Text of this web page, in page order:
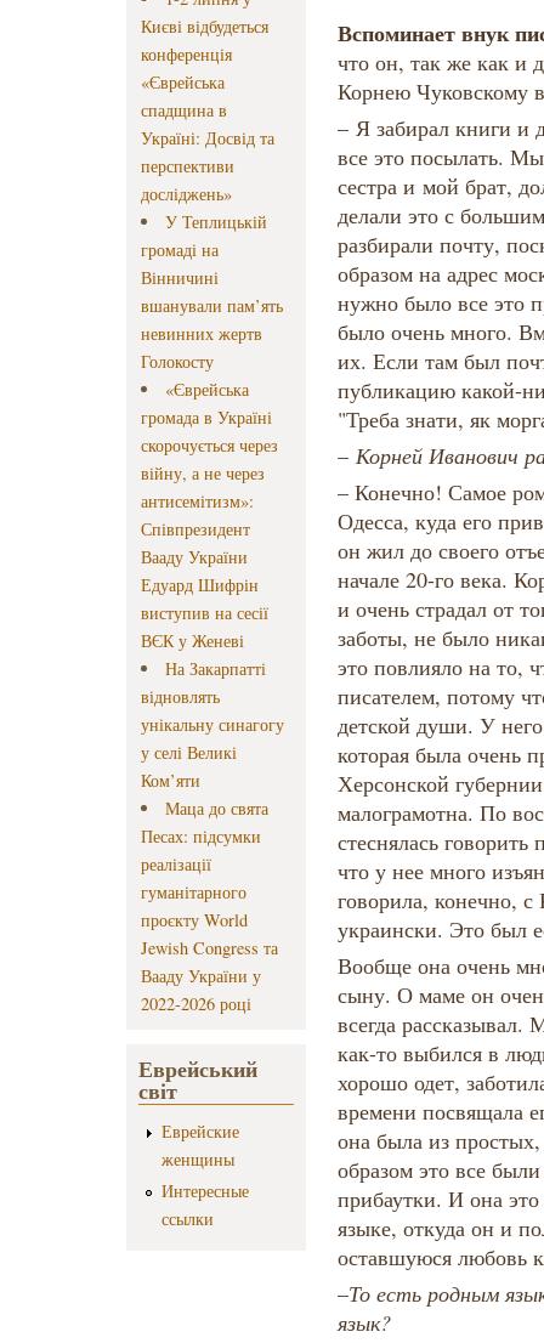
Києві відбудеться
конференція
«Єврейська
спадщина в
Україні: Досвід та
перспективи
досліджень»
У Теплицькій
громаді на
Вінничині
вшанували пам’ять
невинних жертв
Голокосту
«Єврейська
громада в Україні
скорочується через
війну, а не через
антисемітизм»:
Співпрезидент
Вааду України
Едуард Шифрін
виступив на сесії
ВЄК у Женеві
На Закарпатті
відновлять
унікальну синагогу
у селі Великі
Ком’яти
Маца до свята
Песах: підсумки
реалізації
гуманітарного
проєкту World
Jewish Congress та
Вааду України у
2022-2026 році
Еврейський
світ
Еврейские
женщины
Интересные
ссылки
Вспоминает внук
что он, так же как и
Корнею Чуковскому
– Я забирал книги и
все это посылать.
сестра и мой брат,
делали это с
разбирали почту,
образом на адрес
нужно было все это
было очень много.
их. Если там был
публикацию какой-
"Треба знати, як
–​ Корней Иванович
– Конечно! Самое
Одесса, куда его
он жил до своего
начале 20-го века.
и очень страдал от
заботы, не было
это повлияло на то,
писателем, потому
детской души. У
которая была очень
Херсонской
малограмотна. По
стеснялась
что у нее много
говорила, конечно,
украински. Это был
Вообще она очень
сыну. О маме он
всегда рассказывал.
как-то выбился в
хорошо одет,
времени посвящала
она была из
образом это все
прибаутки. И она это
языке, откуда он и
оставшуюся любовь
​–​То есть родным
язык?